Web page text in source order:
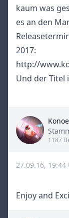
kaum was
es an den
2017:
http://
Und der Titel
Title
1187
27.09.16, 19:44
Enjoy and